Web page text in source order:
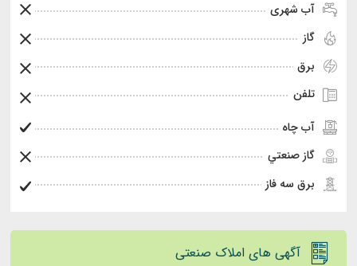
آب شهری
گاز
برق
تلفن
آب چاه
گاز صنعتي
برق سه فاز
آگهی های املاک صنعتی